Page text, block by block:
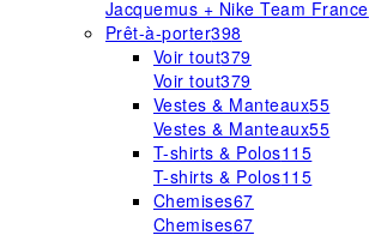
Jacquemus + Nike Team France
Prêt-à-porter398
Voir tout379
Voir tout379
Vestes & Manteaux55
Vestes & Manteaux55
T-shirts & Polos115
T-shirts & Polos115
Chemises67
Chemises67